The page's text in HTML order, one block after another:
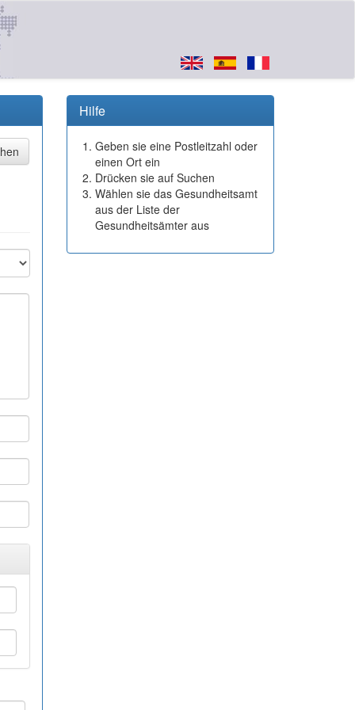
Hilfe
Geben sie eine Postleitzahl oder
einen Ort ein
Drücken sie auf Suchen
Wählen sie das Gesundheitsamt
aus der Liste der
Gesundheitsämter aus